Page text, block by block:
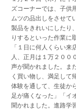
ズコーナーでは、子供
ムツの品出しをさせて
製品をきれいにしたり
りするといった作業に
「１日に何人くらい
人、正月は１万２００
声が聞かれました。ま
く買い物し、満足して
体験を通して、生徒か
足が痛くなった」「イ
聞かれました。進路学